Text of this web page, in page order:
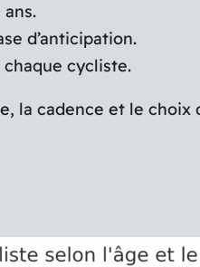
d’anticipation.
chaque cycliste.
cadence et le choix